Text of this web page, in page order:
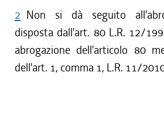
2 Non si dà seguito
disposta dall'art. 80 L.R. 12/
abrogazione dell'articolo 80
dell'art. 1, comma 1, L.R. 11/